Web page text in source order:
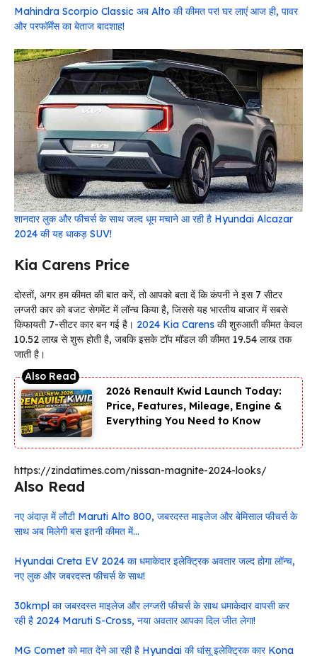
Mahindra Scorpio Classic अब Alto की कीमत पर! घर लाएं आज ही, पावर
और परफॉर्मेंस का बेताज बादशाह!
शानदार लुक और फीचर्स के साथ जल्द धूम मचाने आ रही है Hyundai Alcazar
2024 की यह धाकड़ SUV!
Kia Carens Price
दोस्तों, अगर हम कीमत की बात करें, तो आपको बता दें कि कंपनी ने इस 7 सीटर
लग्जरी कार को बजट सेगमेंट में लॉन्च किया है, जिससे यह भारतीय बाजार में सबसे
किफायती 7-सीटर कार बन गई है। 2024 Kia Carens की शुरुआती कीमत केवल
₹10.52 लाख से शुरू होती है, जबकि इसके टॉप मॉडल की कीमत ₹19.54 लाख तक
जाती है।
2026 Renault Kwid Launch Today:
Price, Features, Mileage, Engine &
Everything You Need to Know
https://zindatimes.com/nissan-magnite-2024-looks/
Also Read
नए अंदाज़ में लौटी Maruti Alto 800, जबरदस्त माइलेज और बेमिसाल फीचर्स के
साथ अब मिलेगी बस इतनी कीमत में…
Hyundai Creta EV 2024 का धमाकेदार इलेक्ट्रिक अवतार जल्द होगा लॉन्च,
नए लुक और जबरदस्त फीचर्स के साथ!
30kmpl का जबरदस्त माइलेज और लग्जरी फीचर्स के साथ धमाकेदार वापसी कर
रही है 2024 Maruti S-Cross, नया अवतार आपका दिल जीत लेगा!
MG Comet को मात देने आ रही है Hyundai की धांसू इलेक्ट्रिक कार Kona